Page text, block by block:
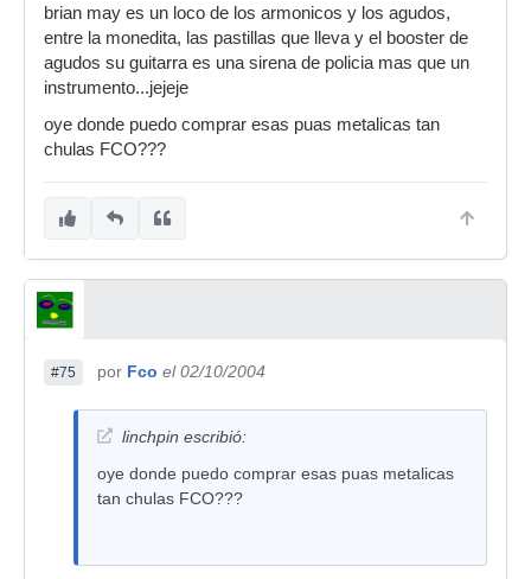
brian may es un loco de los armonicos y los agudos,
entre la monedita, las pastillas que lleva y el booster de
agudos su guitarra es una sirena de policia mas que un
instrumento...jejeje
oye donde puedo comprar esas puas metalicas tan
chulas FCO???
#75 por Fco el 02/10/2004
linchpin escribió:
oye donde puedo comprar esas puas metalicas
tan chulas FCO???